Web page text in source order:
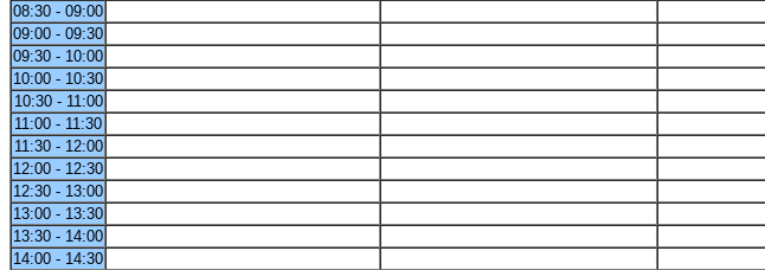
08:30 - 09:00
09:00 - 09:30
09:30 - 10:00
10:00 - 10:30
10:30 - 11:00
11:00 - 11:30
11:30 - 12:00
12:00 - 12:30
12:30 - 13:00
13:00 - 13:30
13:30 - 14:00
14:00 - 14:30